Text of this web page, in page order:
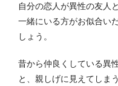
自分の恋人が異性の友人
一緒にいる方がお似合い
しょう。
昔から仲良くしている異
と、親しげに見えてしま